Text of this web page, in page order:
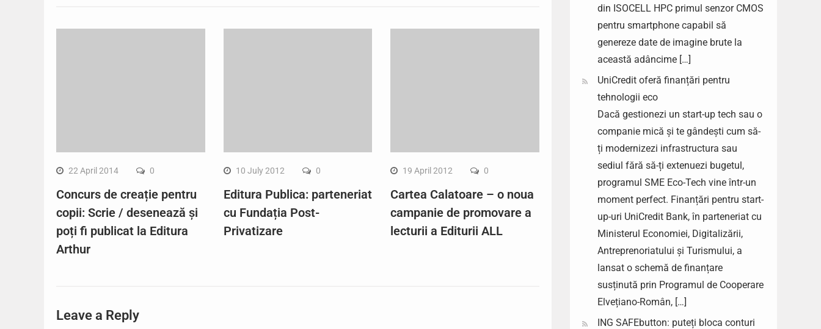
22 April 2014 0
Concurs de creație pentru
copii: Scrie / desenează și
poți fi publicat la Editura
Arthur
10 July 2012 0
Editura Publica: parteneriat
cu Fundația Post-
Privatizare
19 April 2012 0
Cartea Calatoare – o noua
campanie de promovare a
lecturii a Editurii ALL
Leave a Reply
din ISOCELL HPC primul senzor CMOS
pentru smartphone capabil să
genereze date de imagine brute la
această adâncime […]
UniCredit oferă finanțări pentru
tehnologii eco
Dacă gestionezi un start-up tech sau o
companie mică și te gândești cum să-
ți modernizezi infrastructura sau
sediul fără să-ți extenuezi bugetul,
programul SME Eco-Tech vine într-un
moment perfect. Finanțări pentru start-
up-uri UniCredit Bank, în parteneriat cu
Ministerul Economiei, Digitalizării,
Antreprenoriatului și Turismului, a
lansat o schemă de finanțare
susținută prin Programul de Cooperare
Elvețiano-Român, […]
ING SAFEbutton: puteți bloca conturi